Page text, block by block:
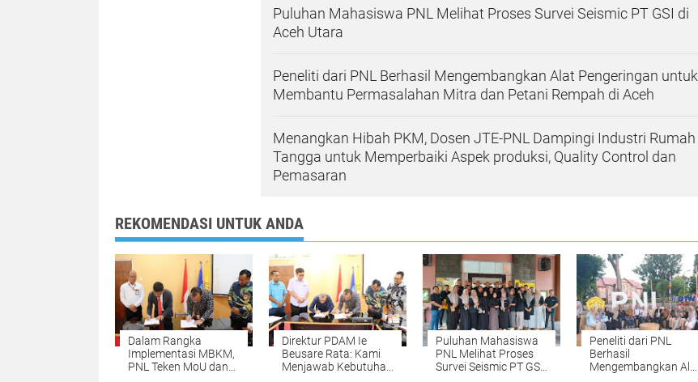
Puluhan Mahasiswa PNL Melihat Proses Survei Seismic PT GSI di
Aceh Utara
Peneliti dari PNL Berhasil Mengembangkan Alat Pengeringan untuk
Membantu Permasalahan Mitra dan Petani Rempah di Aceh
Menangkan Hibah PKM, Dosen JTE-PNL Dampingi Industri Rumah
Tangga untuk Memperbaiki Aspek produksi, Quality Control dan
Pemasaran
REKOMENDASI UNTUK ANDA
Dalam Rangka
Implementasi MBKM,
PNL Teken MoU dan
Direktur PDAM Ie
Beusare Rata: Kami
Menjawab Kebutuhan
Puluhan Mahasiswa
PNL Melihat Proses
Survei Seismic PT GSI
Peneliti dari PNL
Berhasil
Mengembangkan Alat